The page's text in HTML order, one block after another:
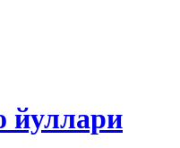
йуллари